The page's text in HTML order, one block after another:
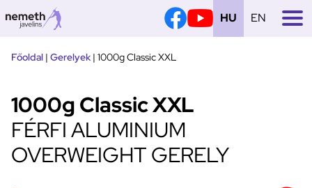
EN
HU
Főoldal | Gerelyek| 1000g Classic XXL
1000g Classic XXL
FÉRFI ALUMINIUM
OVERWEIGHT GERELY